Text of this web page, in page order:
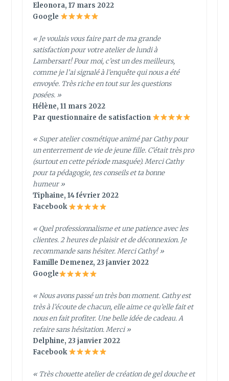
Eleonora, 17 mars 2022
Google
« Je voulais vous faire part de ma grande
satisfaction pour votre atelier de lundi à
Lambersart! Pour moi, c’est un des meilleurs,
comme je l’ai signalé à l’enquête qui nous a été
envoyée. Très riche en tout sur les questions
posées. »
Hélène, 11 mars 2022
Par questionnaire de satisfaction
« Super atelier cosmétique animé par Cathy pour
un enterrement de vie de jeune fille. C’était très pro
(surtout en cette période masquée). Merci Cathy
pour ta pédagogie, tes conseils et ta bonne
humeur »
Tiphaine, 14 février 2022
Facebook
«Quel professionnalisme et une patience avec les
clientes. 2 heures de plaisir et de déconnexion. Je
recommande sans hésiter. Merci Cathy!»
Famille Demenez, 23 janvier 2022
Google
« Nous avons passé un très bon moment. Cathy est
très à l’écoute de chacun, elle aime ce qu’elle fait et
nous en fait profiter. Une belle idée de cadeau. A
refaire sans hésitation. Merci »
Delphine, 23 janvier 2022
Facebook
« Très chouette atelier de création de gel douche et